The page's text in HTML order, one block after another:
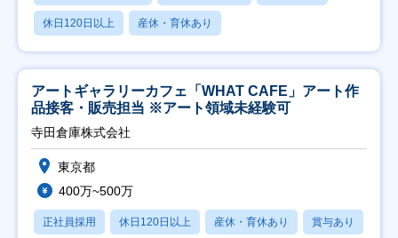
休日120日以上 産休・育休あり
アートギャラリーカフェ「WHAT CAFE」アート作
品接客・販売担当 ※アート領域未経験可
寺田倉庫株式会社
東京都
400万~500万
正社員採用 休日120日以上 産休・育休あり 賞与あり